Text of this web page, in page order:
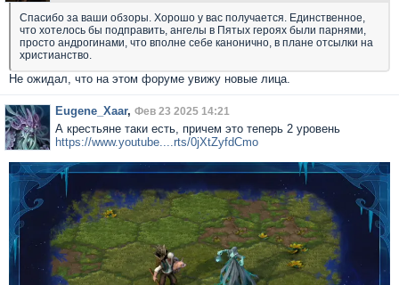
Спасибо за ваши обзоры. Хорошо у вас получается. Единственное,
что хотелось бы подправить, ангелы в Пятых героях были парнями,
просто андрогинами, что вполне себе канонично, в плане отсылки на
христианство.
Не ожидал, что на этом форуме увижу новые лица.
Eugene_Xaar, Фев 23 2025 14:21
А крестьяне таки есть, причем это теперь 2 уровень
https://www.youtube....rts/0jXtZyfdCmo